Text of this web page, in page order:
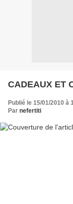
CADEAUX ET
Publié le 15/01/2010 à
Par nefertiti